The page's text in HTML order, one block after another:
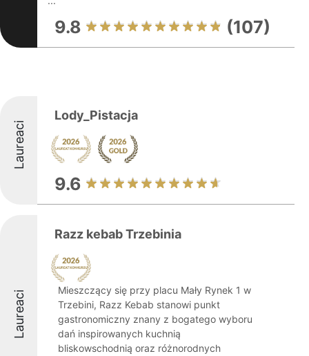
9.8 (107)
Laureaci
Lody_Pistacja
9.6
Laureaci
Razz kebab Trzebinia
Mieszczący się przy placu Mały Rynek 1 w
Trzebini, Razz Kebab stanowi punkt
gastronomiczny znany z bogatego wyboru
dań inspirowanych kuchnią
bliskowschodnią oraz różnorodnych